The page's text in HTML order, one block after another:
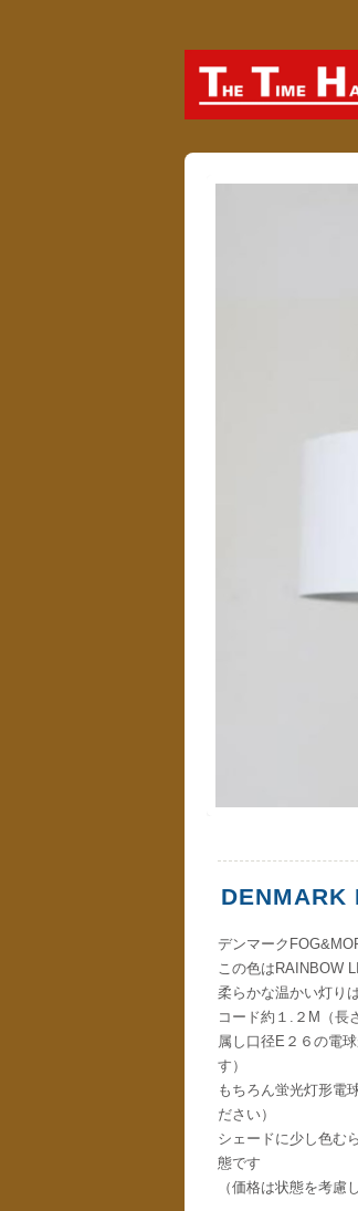
DENMARK
デンマーク
この色はRAINBOW
柔らかな温かい灯り
コード約１.２M（長
属し口径E２６の電
す）
もちろん蛍光灯形電
ださい）
シェードに少し色む
態です
（価格は状態を考慮